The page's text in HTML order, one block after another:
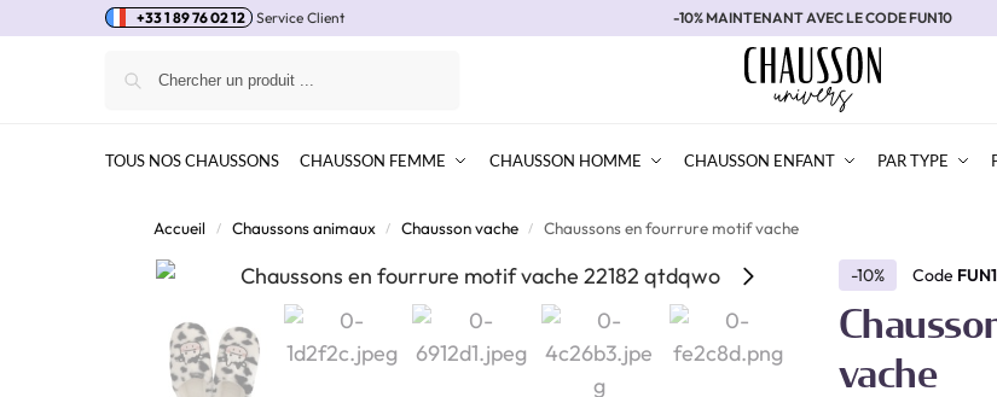
+33 1 89 76 02 12 Service Client -10% MAINTENANT AVEC LE CODE FUN10
TOUS NOS CHAUSSONS CHAUSSON FEMME CHAUSSON HOMME CHAUSSON ENFANT PAR TYPE
Accueil / Chaussons animaux / Chausson vache / Chaussons en fourrure motif vache
-10% Code
vache